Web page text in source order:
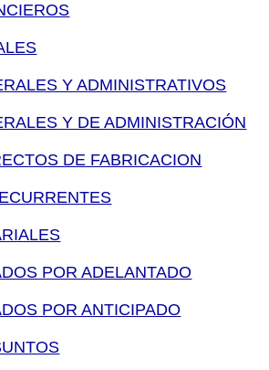
Y ADMINISTRATIVOS
Y DE ADMINISTRACIÓN
DE FABRICACION
POR ADELANTADO
POR ANTICIPADO